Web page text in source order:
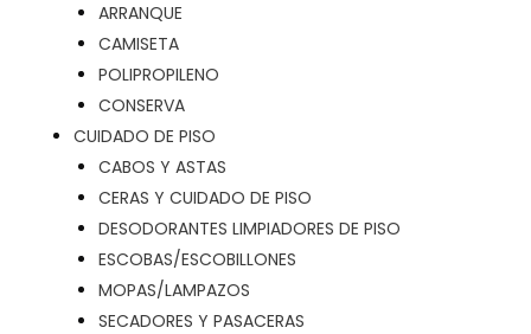
ARRANQUE
CAMISETA
POLIPROPILENO
CONSERVA
CUIDADO DE PISO
CABOS Y ASTAS
CERAS Y CUIDADO DE PISO
DESODORANTES LIMPIADORES DE PISO
ESCOBAS/ESCOBILLONES
MOPAS/LAMPAZOS
SECADORES Y PASACERAS